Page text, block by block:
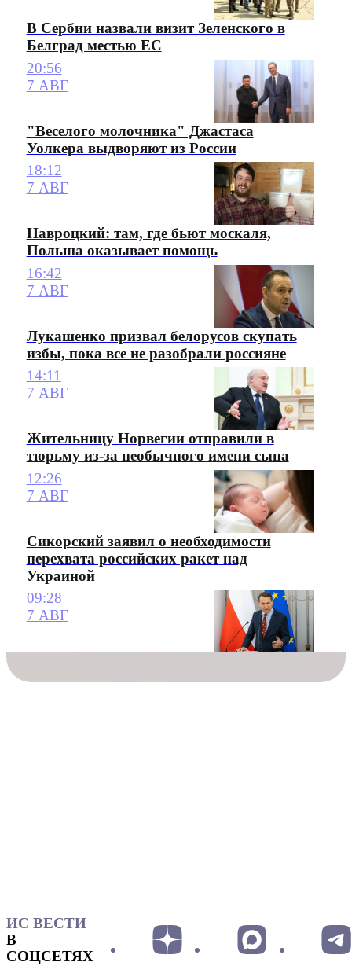
В Сербии назвали визит Зеленского в
Белград местью ЕС
20:56
7 АВГ
"Веселого молочника" Джастаса
Уолкера выдворяют из России
18:12
7 АВГ
Навроцкий: там, где бьют москаля,
Польша оказывает помощь
16:42
7 АВГ
Лукашенко призвал белорусов скупать
избы, пока все не разобрали россияне
14:11
7 АВГ
Жительницу Норвегии отправили в
тюрьму из-за необычного имени сына
12:26
7 АВГ
Сикорский заявил о необходимости
перехвата российских ракет над
Украиной
09:28
7 АВГ
ИС ВЕСТИ
В
СОЦСЕТЯХ